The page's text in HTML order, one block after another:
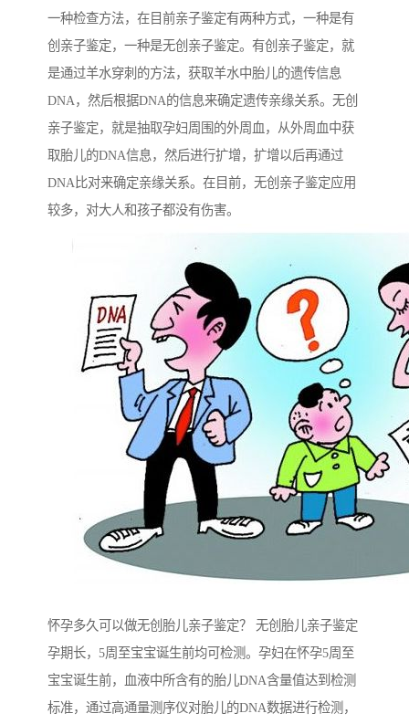
一种检查方法，在目前亲子鉴定有两种方式，一种是有
创亲子鉴定，一种是无创亲子鉴定。有创亲子鉴定，就
是通过羊水穿刺的方法，获取羊水中胎儿的遗传信息
DNA，然后根据DNA的信息来确定遗传亲缘关系。无创
亲子鉴定，就是抽取孕妇周围的外周血，从外周血中获
取胎儿的DNA信息，然后进行扩增，扩增以后再通过
DNA比对来确定亲缘关系。在目前，无创亲子鉴定应用
较多，对大人和孩子都没有伤害。
怀孕多久可以做无创胎儿亲子鉴定？ 无创胎儿亲子鉴定
孕期长，5周至宝宝诞生前均可检测。孕妇在怀孕5周至
宝宝诞生前，血液中所含有的胎儿DNA含量值达到检测
标准，通过高通量测序仪对胎儿的DNA数据进行检测，